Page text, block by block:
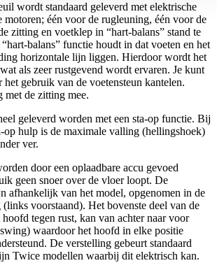
wordt standaard geleverd met elektrische
motoren; één voor de rugleuning, één voor de
zitting en voetklep in “hart-balans” stand te
balans” functie houdt in dat voeten en het
horizontale lijn liggen. Hierdoor wordt het
als zeer rustgevend wordt ervaren. Je kunt
gebruik van de voetensteun kantelen.
de zitting mee.
geleverd worden met een sta-op functie. Bij
op hulp is de maximale valling (hellingshoek)
ver.
door een oplaadbare accu gevoed
geen snoer over de vloer loopt. De
afhankelijk van het model, opgenomen in de
voorstaand). Het bovenste deel van de
tegen rust, kan van achter naar voor
waardoor het hoofd in elke positie
De verstelling gebeurt standaard
Twice modellen waarbij dit elektrisch kan.